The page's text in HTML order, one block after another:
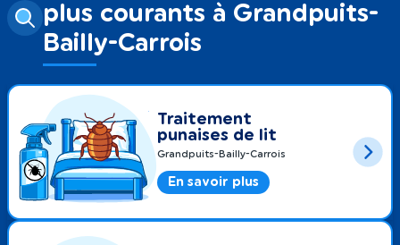
plus courants à Grandpuits-
Bailly-Carrois
Traitement
punaises de lit
Grandpuits-Bailly-Carrois
En savoir plus